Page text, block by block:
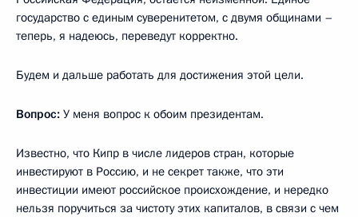
государство с единым суверенитетом, с двумя общинами –
теперь, я надеюсь, переведут корректно.
Будем и дальше работать для достижения этой цели.
Вопрос: У меня вопрос к обоим президентам.
Известно, что Кипр в числе лидеров стран, которые
инвестируют в Россию, и не секрет также, что эти
инвестиции имеют российское происхождение, и нередко
нельзя поручиться за чистоту этих капиталов, в связи с чем